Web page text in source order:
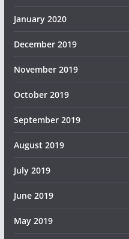
January 2020
December 2019
November 2019
October 2019
September 2019
August 2019
July 2019
June 2019
May 2019